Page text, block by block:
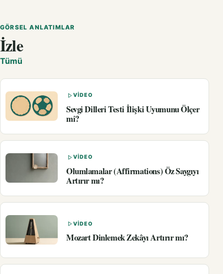
GÖRSEL ANLATIMLAR
İzle
Tümü
VIDEO
Sevgi Dilleri Testi İlişki Uyumunu Ölçer
mi?
VIDEO
Olumlamalar (Affirmations) Öz Saygıyı
Artırır mı?
VIDEO
Mozart Dinlemek Zekâyı Artırır mı?